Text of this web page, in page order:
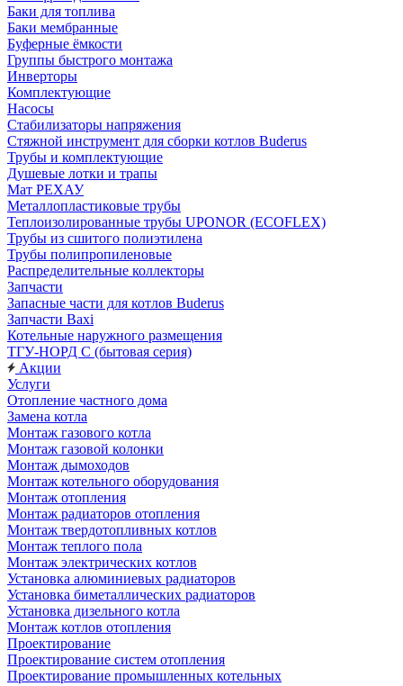
Баки для топлива
Баки мембранные
Буферные ёмкости
Группы быстрого монтажа
Инверторы
Комплектующие
Насосы
Стабилизаторы напряжения
Стяжной инструмент для сборки котлов Buderus
Трубы и комплектующие
Душевые лотки и трапы
Мат РЕХАУ
Металлопластиковые трубы
Теплоизолированные трубы UPONOR (ECOFLEX)
Трубы из сшитого полиэтилена
Трубы полипропиленовые
Распределительные коллекторы
Запчасти
Запасные части для котлов Buderus
Запчасти Baxi
Котельные наружного размещения
ТГУ-НОРД С (бытовая серия)
Акции
Услуги
Отопление частного дома
Замена котла
Монтаж газового котла
Монтаж газовой колонки
Монтаж дымоходов
Монтаж котельного оборудования
Монтаж отопления
Монтаж радиаторов отопления
Монтаж твердотопливных котлов
Монтаж теплого пола
Монтаж электрических котлов
Установка алюминиевых радиаторов
Установка биметаллических радиаторов
Установка дизельного котла
Монтаж котлов отопления
Проектирование
Проектирование систем отопления
Проектирование промышленных котельных